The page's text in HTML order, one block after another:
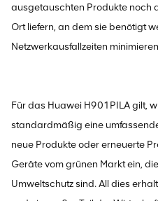
ausgetauschten Produkte noch
Ort liefern, an dem sie benötigt
Netzwerkausfallzeiten
Für das Huawei H901PILA gilt,
standardmäßig eine
neue Produkte oder erneuerte
Geräte vom grünen Markt ein,
Umweltschutz sind. All dies